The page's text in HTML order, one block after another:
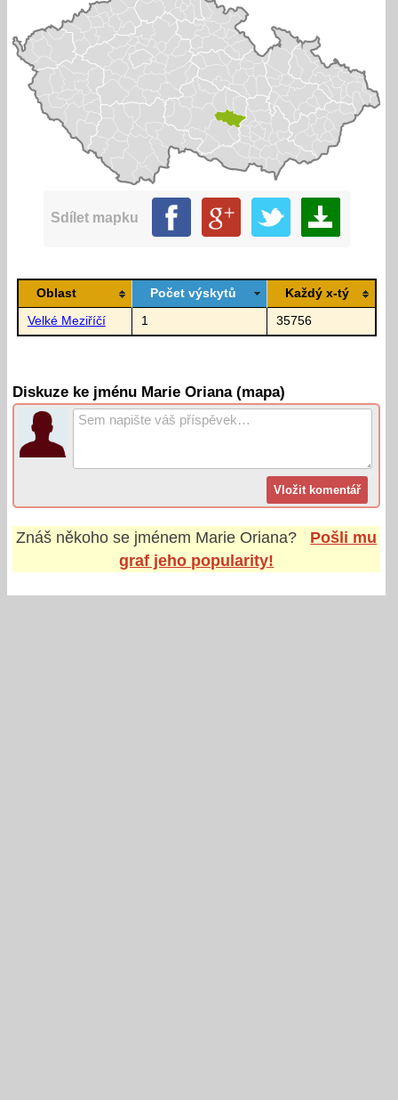
Sdílet mapku
Oblast Počet výskytů Každý x-tý
Velké Meziříčí 1 35756
Diskuze ke jménu Marie Oriana (mapa)
Znáš někoho se jménem Marie Oriana?
Pošli mu
graf jeho popularity!